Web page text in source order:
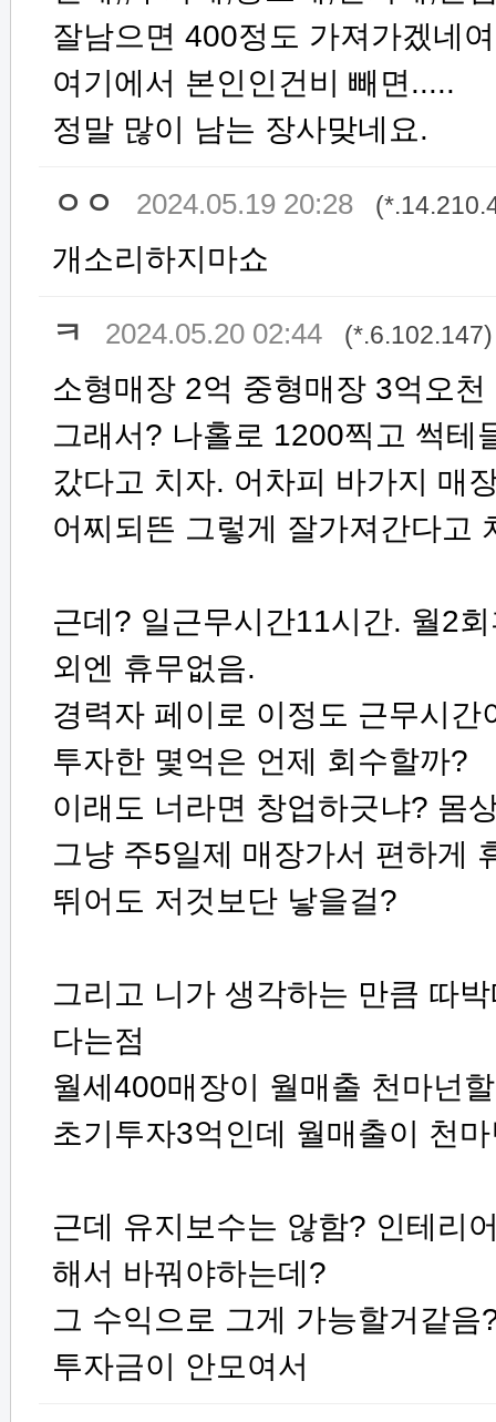
잘남으면 400정도 가져가겠네
여기에서 본인인건비 빼면.....
정말 많이 남는 장사맞네요.
ㅇㅇ 2024.05.19 20:28
개소리하지마쇼
ㅋ 2024.05.20 02:44 (*.6.102.147)
소형매장 2억 중형매장 3억오
그래서? 나홀로 1200찍고 썩테
갔다고 치자. 어차피 바가지 매
어찌되뜬 그렇게 잘가져간다고
근데? 일근무시간11시간. 월2
외엔 휴무없음.
경력자 페이로 이정도 근무시
투자한 몇억은 언제 회수할까?
이래도 너라면 창업하긋냐? 몸
그냥 주5일제 매장가서 편하게
뛰어도 저것보단 낳을걸?
그리고 니가 생각하는 만큼 따
다는점
월세400매장이 월매출 천마넌
초기투자3억인데 월매출이 천
근데 유지보수는 않함? 인테리
해서 바꿔야하는데?
그 수익으로 그게 가능할거같
투자금이 안모여서